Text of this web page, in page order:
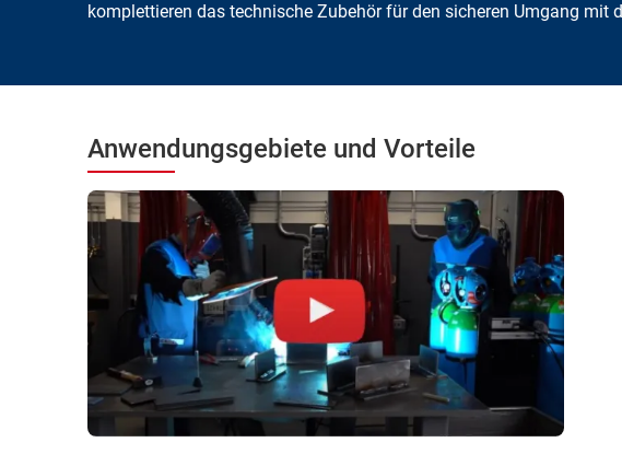
komplettieren das technische Zubehör für den sicheren Umgang mit
Anwendungsgebiete und Vorteile